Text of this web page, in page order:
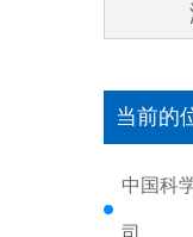
当前的
中国科
司